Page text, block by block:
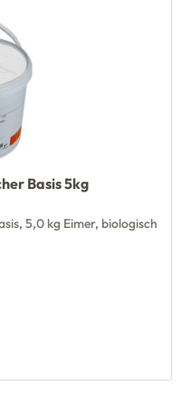
Basis 5kg
5,0 kg Eimer, biologisch